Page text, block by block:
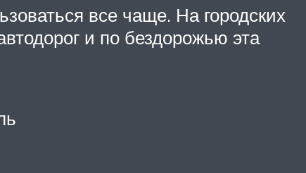
все чаще. На городских
и по бездорожью эта